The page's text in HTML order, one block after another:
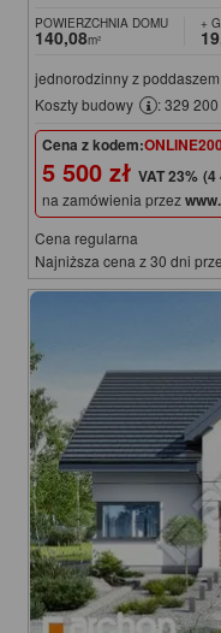
POWIERZCHNIA DOMU
140,08m²
+
jednorodzinny z
Koszty budowy
: 329 200
Cena z kodem:
5 500 zł (4
na zamówienia przez
Cena regularna
Najniższa cena z 30 dni